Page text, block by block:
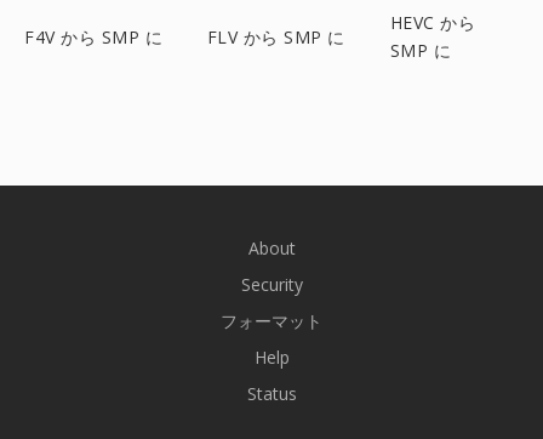
F4V から SMP に FLV から SMP に
HEVC から
SMP に
About
Security
フォーマット
Help
Status